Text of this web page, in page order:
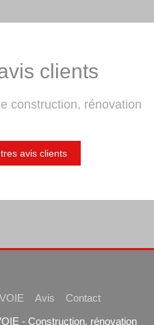
clients
construction, rénovation
avis clients
Avis
Contact
- Construction, rénovation